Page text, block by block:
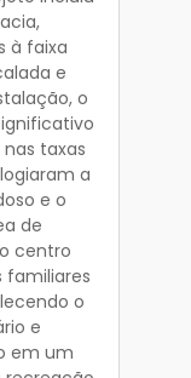
à faixa
e
o
taxas
a
e o
de
centro
familiares
o
e
em um